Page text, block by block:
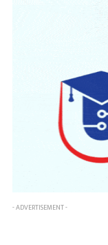
- ADVERTISEMENT -